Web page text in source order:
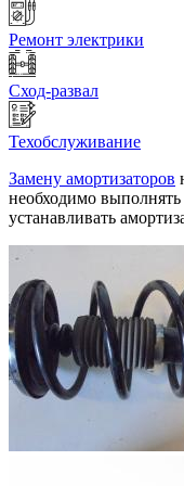
Ремонт электрики
Сход-развал
Техобслуживание
Замену амортизаторов
необходимо
устанавливать